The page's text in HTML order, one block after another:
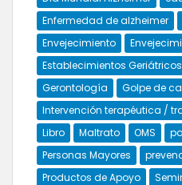
Enfermedad de alzheimer
Envejecimiento
Establecimientos Geriátricos
Gerontología
Golpe de
Intervención terapéutica /
Libro
Maltrato OMS
Personas Mayores
Productos de Apoyo